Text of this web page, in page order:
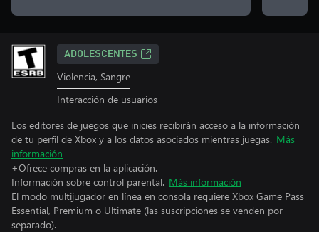
ADOLESCENTES
Violencia, Sangre
Interacción de usuarios
Los editores de juegos que inicies recibirán acceso a la información
de tu perfil de Xbox y a los datos asociados mientras juegas. Más
información
+Ofrece compras en la aplicación.
Información sobre control parental. Más información
El modo multijugador en línea en consola requiere Xbox Game Pass
Essential, Premium o Ultimate (las suscripciones se venden por
separado).